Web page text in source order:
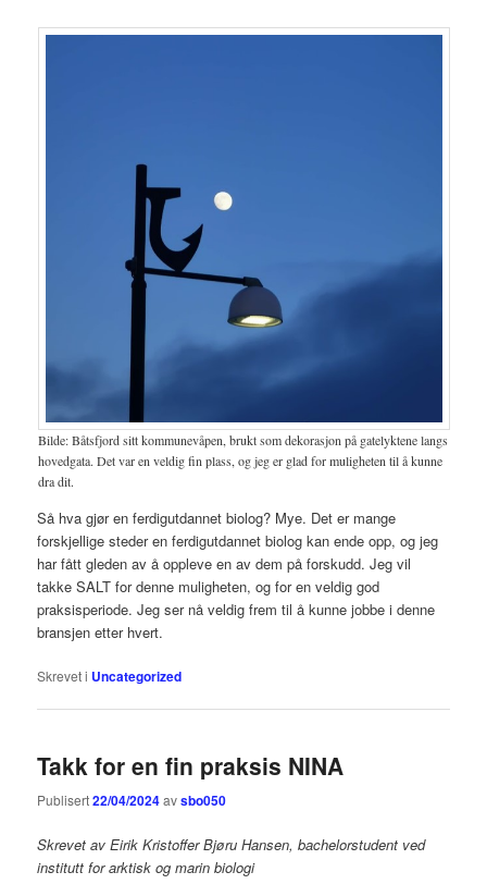
Bilde: Båtsfjord sitt kommunevåpen, brukt som dekorasjon på gatelyktene langs
hovedgata. Det var en veldig fin plass, og jeg er glad for muligheten til å kunne
dra dit.
Så hva gjør en ferdigutdannet biolog? Mye. Det er mange
forskjellige steder en ferdigutdannet biolog kan ende opp, og jeg
har fått gleden av å oppleve en av dem på forskudd. Jeg vil
takke SALT for denne muligheten, og for en veldig god
praksisperiode. Jeg ser nå veldig frem til å kunne jobbe i denne
bransjen etter hvert.
Skrevet i Uncategorized
Takk for en fin praksis NINA
Publisert22/04/2024avsbo050
Skrevet av Eirik Kristoffer Bjøru Hansen, bachelorstudent ved
institutt for arktisk og marin biologi